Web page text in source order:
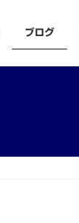
ブログ